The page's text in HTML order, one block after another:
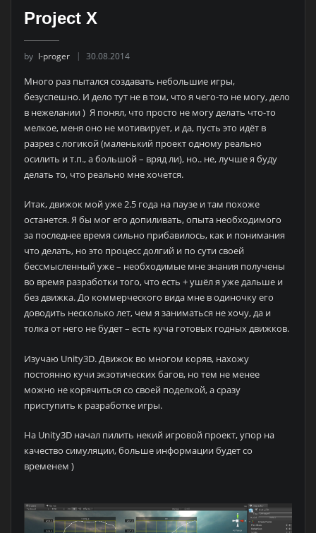
Project X
by l-proger 30.08.2014
Много раз пытался создавать небольшие игры,
безуспешно. И дело тут не в том, что я чего-то не могу, дело
в нежелании ) Я понял, что просто не могу делать что-то
мелкое, меня оно не мотивирует, и да, пусть это идёт в
разрез с логикой (маленький проект одному реально
осилить и т.п., а большой – вряд ли), но.. не, лучше я буду
делать то, что реально мне хочется.
Итак, движок мой уже 2.5 года на паузе и там похоже
останется. Я бы мог его допиливать, опыта необходимого
за последнее время сильно прибавилось, как и понимания
что делать, но это процесс долгий и по сути своей
бессмысленный уже – необходимые мне знания получены
во время разработки того, что есть + ушёл я уже дальше и
без движка. До коммерческого вида мне в одиночку его
доводить несколько лет, чем я заниматься не хочу, да и
толка от него не будет – есть куча готовых годных движков.
Изучаю Unity3D. Движок во многом коряв, нахожу
постоянно кучи экзотических багов, но тем не менее
можно не корячиться со своей поделкой, а сразу
приступить к разработке игры.
На Unity3D начал пилить некий игровой проект, упор на
качество симуляции, больше информации будет со
временем )